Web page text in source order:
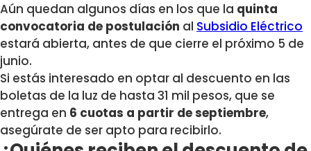
Aún quedan algunos días en los que la quinta
convocatoria de postulación al Subsidio Eléctrico
estará abierta, antes de que cierre el próximo 5 de
junio.
Si estás interesado en optar al descuento en las
boletas de la luz de hasta 31 mil pesos, que se
entrega en 6 cuotas a partir de septiembre,
asegúrate de ser apto para recibirlo.